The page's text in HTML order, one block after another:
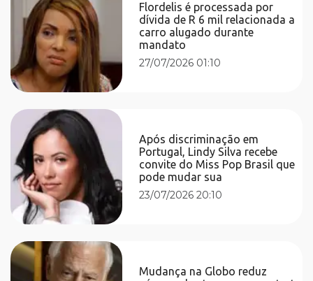
Flordelis é processada por
dívida de R 6 mil relacionada a
carro alugado durante
mandato
27/07/2026 01:10
Após discriminação em
Portugal, Lindy Silva recebe
convite do Miss Pop Brasil que
pode mudar sua
23/07/2026 20:10
Mudança na Globo reduz